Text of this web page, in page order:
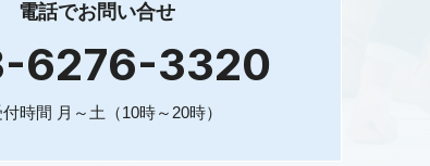
電話でお問い合せ
6276-3320
付時間 月～土（10時～20時）